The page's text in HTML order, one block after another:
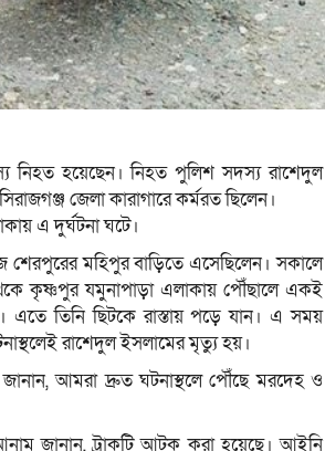
নিহত হয়েছেন। নিহত পুলিশ সদস্য রাশেদুল
জেলা কারাগারে কর্মরত ছিলেন।
এ দুর্ঘটনা ঘটে।
শেরপুরের মহিপুর বাড়িতে এসেছিলেন। সকালে
কৃষ্ণপুর যমুনাপাড়া এলাকায় পৌঁছালে একই
এতে তিনি ছিটকে রাস্তায় পড়ে যান। এ সময়
রাশেদুল ইসলামের মৃত্যু হয়।
জানান, আমরা দ্রুত ঘটনাস্থলে পৌঁছে মরদেহ ও
জানান, ট্রাকটি আটক করা হয়েছে। আইনি